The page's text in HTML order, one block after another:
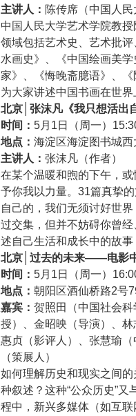
主讲人： 陈传席（中国人民
中国人民大学艺术学院教
领域包括艺术史、艺术批
水画史》、《中国绘画美
家》、《悔晚斋臆语》、
为大家讲述中国书画在世界
北京│张沫凡《我只想活出
时间： 5月1日（周一）
地点： 海淀区海淀图书城
主讲人： 张沫凡（作者）
在某个温暖和煦的下午，
予你我以力量。31篇真挚
自己的，我们无须讨好世
过交集，但并不妨碍你曾
述自己生活和成长中的故
北京│过去的未来——电影
时间： 5月1日（周一）
地点： 朝阳区酒仙桥路2号
嘉宾： 贺照田（中国社会
授）、金昭映（导演）、
惠贞（影评人）、张慧瑜
（策展人）
如何理解历史和现实之间
种叙述？这种“公众历史”
程中，新兴多媒体（如互